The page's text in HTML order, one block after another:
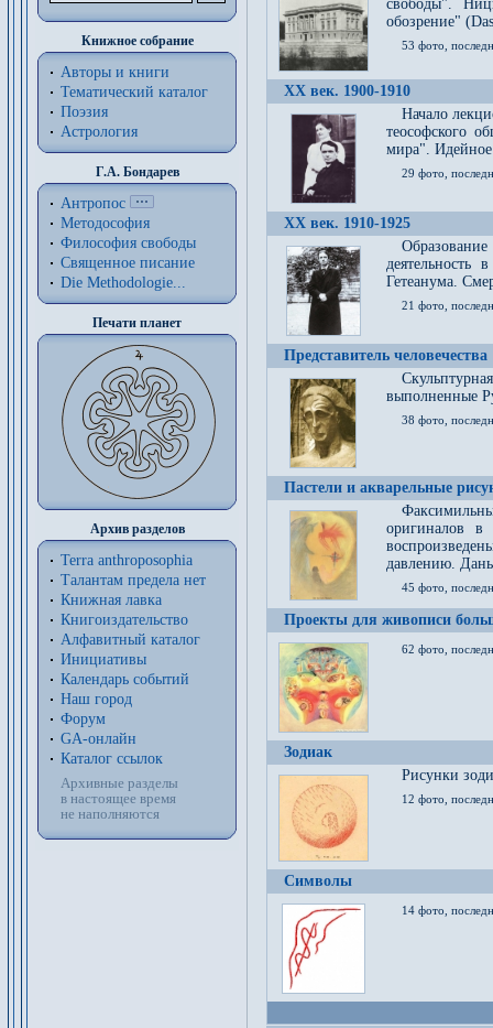
Книжное собрание
Авторы и книги
Тематический каталог
Поэзия
Астрология
Г.А. Бондарев
Антропос
Методософия
Философия cвободы
Священное писание
Die Methodologie...
Печати планет
Архив разделов
Terra anthroposophia
Талантам предела нет
Книжная лавка
Книгоиздательство
Алфавитный каталог
Инициативы
Календарь событий
Наш город
Форум
GA-онлайн
Каталог ссылок
Архивные разделы
в настоящее время
не наполняются
свободы".
обозрение"
53 фото,
XX век. 1900-1910
Начало
теософского
мира". Идейное
29 фото,
XX век. 1910-1925
Образование
деятельность
Гетеанума.
21 фото,
Представитель человечества
выполненные
38 фото,
Пастели и акварельные
оригиналов
давлению.
45 фото,
Проекты для живописи
62 фото,
Зодиак
Рисунки
12 фото,
Символы
14 фото,